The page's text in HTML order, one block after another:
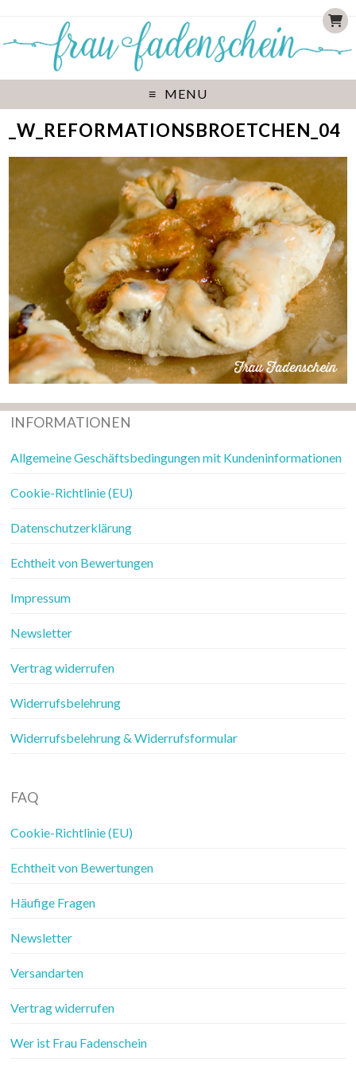
MENU
_W_REFORMATIONSBROETCHEN_04
INFORMATIONEN
Allgemeine Geschäftsbedingungen mit Kundeninformationen
Cookie-Richtlinie (EU)
Datenschutzerklärung
Echtheit von Bewertungen
Impressum
Newsletter
Vertrag widerrufen
Widerrufsbelehrung
Widerrufsbelehrung & Widerrufsformular
FAQ
Cookie-Richtlinie (EU)
Echtheit von Bewertungen
Häufige Fragen
Newsletter
Versandarten
Vertrag widerrufen
Wer ist Frau Fadenschein